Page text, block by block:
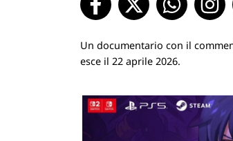
Un documentario con il
esce il 22 aprile 2026.